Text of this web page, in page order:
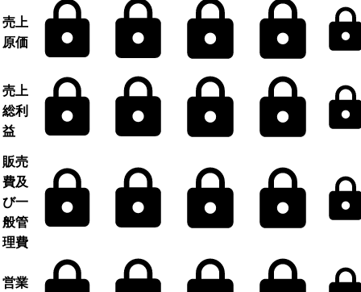
売上
原価
売上
総利
益
販売
費及
び一
般管
理費
営業